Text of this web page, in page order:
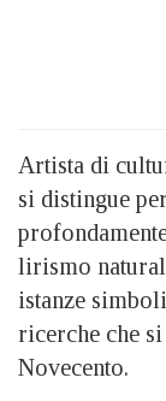
Artista di
si distingue
lirismo
istanze
ricerche che
Novecento.